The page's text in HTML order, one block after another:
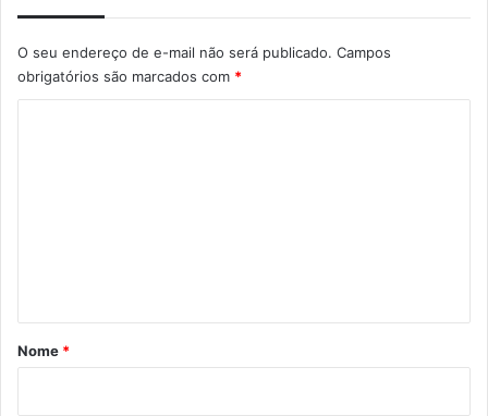
O seu endereço de e-mail não será publicado. Campos
obrigatórios são marcados com *
r
Nome *